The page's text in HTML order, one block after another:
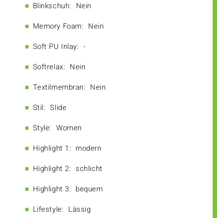
Blinkschuh: Nein
Memory Foam: Nein
Soft PU Inlay: -
Softrelax: Nein
Textilmembran: Nein
Stil: Slide
Style: Women
Highlight 1: modern
Highlight 2: schlicht
Highlight 3: bequem
Lifestyle: Lässig